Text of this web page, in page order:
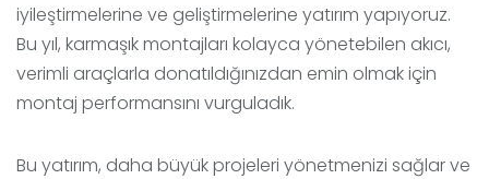
iyileştirmelerine ve geliştirmelerine yatırım yapıyoruz.
Bu yıl, karmaşık montajları kolayca yönetebilen akıcı,
verimli araçlarla donatıldığınızdan emin olmak için
montaj performansını vurguladık.
Bu yatırım, daha büyük projeleri yönetmenizi sağlar ve